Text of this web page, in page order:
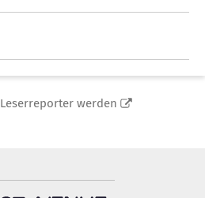
Leserreporter werden